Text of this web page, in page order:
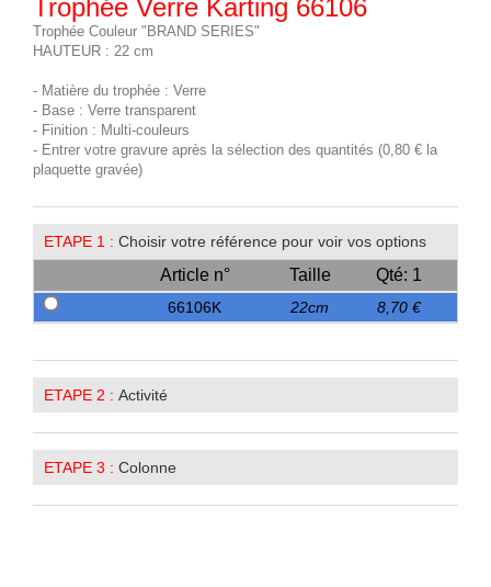
Trophée Verre Karting 66106
Trophée Couleur "BRAND SERIES"
HAUTEUR : 22 cm
- Matière du trophée : Verre
- Base : Verre transparent
- Finition : Multi-couleurs
- Entrer votre gravure après la sélection des quantités (0,80 € la
plaquette gravée)
ETAPE 1 : Choisir votre référence pour voir vos options
Article n° Taille Qté: 1
66106K 22cm 8,70 €
ETAPE 2 : Activité
ETAPE 3 : Colonne